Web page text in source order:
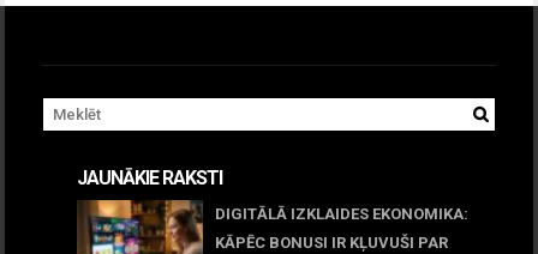
JAUNĀKIE RAKSTI
DIGITĀLĀ IZKLAIDES EKONOMIKA:
KĀPĒC BONUSI IR KĻUVUŠI PAR